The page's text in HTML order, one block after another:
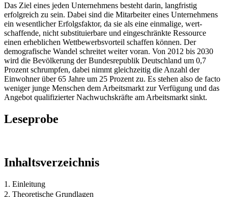
Das Ziel eines jeden Unternehmens besteht darin, langfristig
erfolgreich zu sein. Dabei sind die Mitarbeiter eines Unternehmens
ein wesentlicher Erfolgsfaktor, da sie als eine einmalige, wert-
schaffende, nicht substituierbare und eingeschränkte Ressource
einen erheblichen Wettbewerbsvorteil schaffen können. Der
demografische Wandel schreitet weiter voran. Von 2012 bis 2030
wird die Bevölkerung der Bundesrepublik Deutschland um 0,7
Prozent schrumpfen, dabei nimmt gleichzeitig die Anzahl der
Einwohner über 65 Jahre um 25 Prozent zu. Es stehen also de facto
weniger junge Menschen dem Arbeitsmarkt zur Verfügung und das
Angebot qualifizierter Nachwuchskräfte am Arbeitsmarkt sinkt.
Leseprobe
Inhaltsverzeichnis
1. Einleitung
2. Theoretische Grundlagen